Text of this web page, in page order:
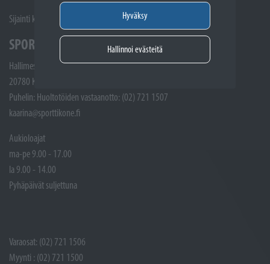
Hyväksy
Hallinnoi evästeitä
Sijainti kartalla
SPORTTIKONE KAARINA
Hallimestarinkatu 4
20780 Kaarina
Puhelin: Huoltotöiden vastaanotto: (02) 721 1507
kaarina@sporttikone.fi
Aukioloajat
ma-pe 9.00 - 17.00
la 9.00 - 14.00
Pyhäpäivät suljettuna
Varaosat: (02) 721 1506
Myynti : (02) 721 1500